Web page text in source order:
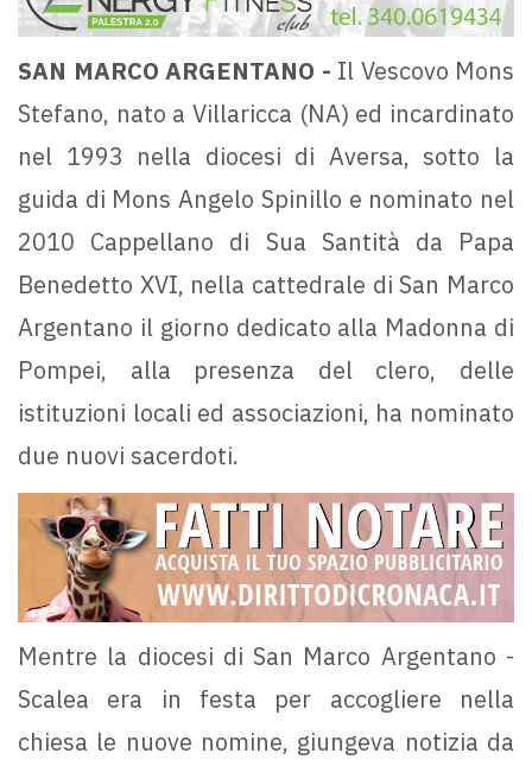
SAN MARCO ARGENTANO - Il Vescovo Mons
Stefano, nato a Villaricca (NA) ed incardinato
nel 1993 nella diocesi di Aversa, sotto la
guida di Mons Angelo Spinillo e nominato nel
2010 Cappellano di Sua Santità da Papa
Benedetto XVI, nella cattedrale di San Marco
Argentano il giorno dedicato alla Madonna di
Pompei, alla presenza del clero, delle
istituzioni locali ed associazioni, ha nominato
due nuovi sacerdoti.
Mentre la diocesi di San Marco Argentano -
Scalea era in festa per accogliere nella
chiesa le nuove nomine, giungeva notizia da